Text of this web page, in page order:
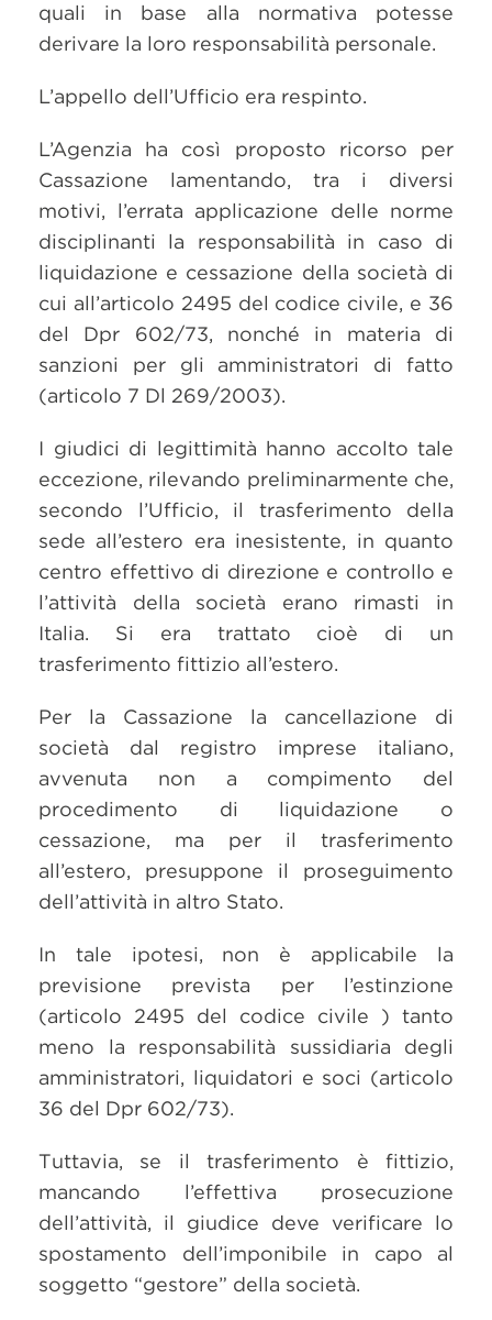
quali in base alla normativa potesse
derivare la loro responsabilità personale.
L’appello dell’Ufficio era respinto.
L’Agenzia ha così proposto ricorso per
Cassazione lamentando, tra i diversi
motivi, l’errata applicazione delle norme
disciplinanti la responsabilità in caso di
liquidazione e cessazione della società di
cui all’articolo 2495 del codice civile, e 36
del Dpr 602/73, nonché in materia di
sanzioni per gli amministratori di fatto
(articolo 7 Dl 269/2003).
I giudici di legittimità hanno accolto tale
eccezione, rilevando preliminarmente che,
secondo l’Ufficio, il trasferimento della
sede all’estero era inesistente, in quanto
centro effettivo di direzione e controllo e
l’attività della società erano rimasti in
Italia. Si era trattato cioè di un
trasferimento fittizio all’estero.
Per la Cassazione la cancellazione di
società dal registro imprese italiano,
avvenuta non a compimento del
procedimento di liquidazione o
cessazione, ma per il trasferimento
all’estero, presuppone il proseguimento
dell’attività in altro Stato.
In tale ipotesi, non è applicabile la
previsione prevista per l’estinzione
(articolo 2495 del codice civile ) tanto
meno la responsabilità sussidiaria degli
amministratori, liquidatori e soci (articolo
36 del Dpr 602/73).
Tuttavia, se il trasferimento è fittizio,
mancando l’effettiva prosecuzione
dell’attività, il giudice deve verificare lo
spostamento dell’imponibile in capo al
soggetto “gestore” della società.